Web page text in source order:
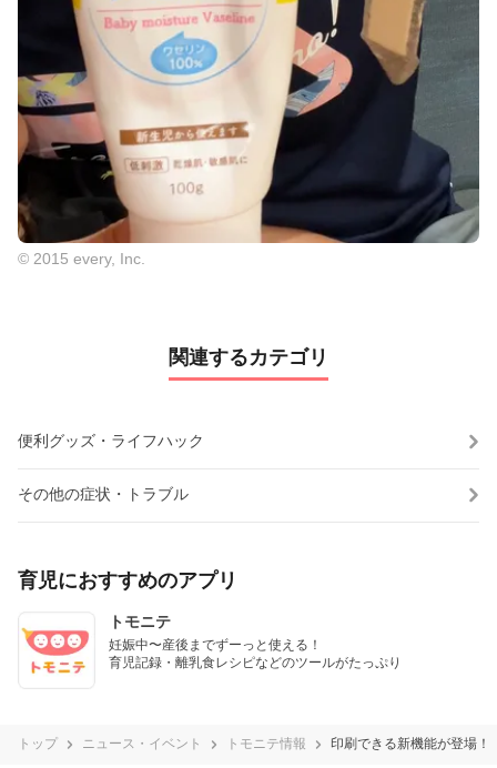
© 2015 every, Inc.
関連するカテゴリ
便利グッズ・ライフハック
その他の症状・トラブル
育児におすすめのアプリ
トモニテ
妊娠中〜産後までずーっと使える！
育児記録・離乳食レシピなどのツールがたっぷり
トップ ニュース・イベント トモニテ情報 印刷できる新機能が登場